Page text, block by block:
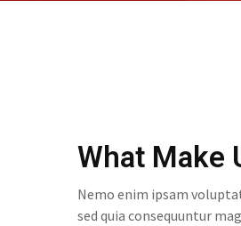
What Make
Nemo enim ipsam
sed quia consequuntur